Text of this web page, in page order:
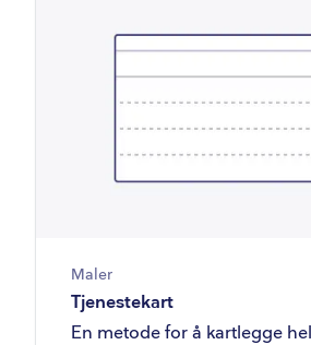
Maler
Tjenestekart
En metode for å kartlegge